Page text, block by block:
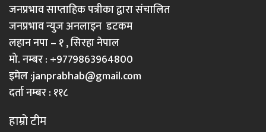
जनप्रभाव साप्ताहिक पत्रीका द्वारा संचालित
जनप्रभाव न्युज अनलाइन डटकम
लहान नपा – १ , सिरहा नेपाल
मो. नम्बर : +9779863964800
इमेल :janprabhab@gmail.com
दर्ता नम्बर : ११८
हाम्रो टीम